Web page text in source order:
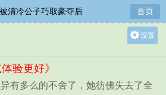
清冷公子巧取豪夺后 首页
设置
中
验更好》
多么的不舍了，她彷佛失去了全